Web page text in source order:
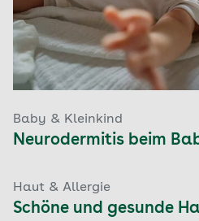
Baby & Kleinkind
Neurodermitis beim
Haut & Allergie
Schöne und gesunde